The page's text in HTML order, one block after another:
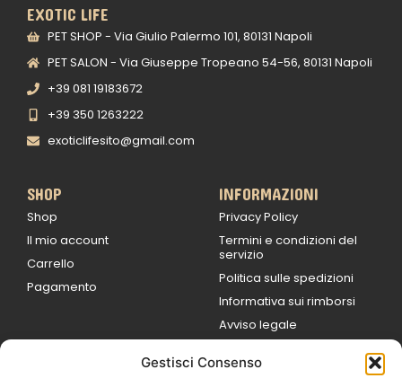
Gestisci Consenso
EXOTIC LIFE
PET SHOP - Via Giulio Palermo 101, 80131 Napoli
PET SALON - Via Giuseppe Tropeano 54-56, 80131 Napoli
+39 081 19183672
+39 350 1263222
exoticlifesito@gmail.com
SHOP
Shop
Il mio account
Carrello
Pagamento
INFORMAZIONI
Privacy Policy
Termini e condizioni del
servizio
Politica sulle spedizioni
Informativa sui rimborsi
Avviso legale
9:00